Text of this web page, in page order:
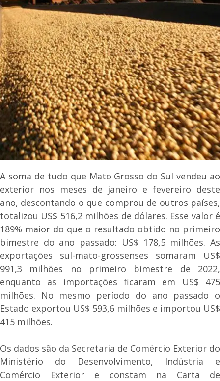
A soma de tudo que Mato Grosso do Sul vendeu ao
exterior nos meses de janeiro e fevereiro deste
ano, descontando o que comprou de outros países,
totalizou US$ 516,2 milhões de dólares. Esse valor é
189% maior do que o resultado obtido no primeiro
bimestre do ano passado: US$ 178,5 milhões. As
exportações sul-mato-grossenses somaram US$
991,3 milhões no primeiro bimestre de 2022,
enquanto as importações ficaram em US$ 475
milhões. No mesmo período do ano passado o
Estado exportou US$ 593,6 milhões e importou US$
415 milhões.
Os dados são da Secretaria de Comércio Exterior do
Ministério do Desenvolvimento, Indústria e
Comércio Exterior e constam na Carta de